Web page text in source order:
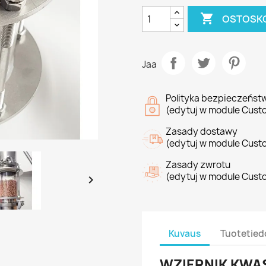


Jaa
Polityka
(edytuj w module
Zasady dostawy
(edytuj w module
Zasady zwrotu
(edytuj w module
Kuvaus